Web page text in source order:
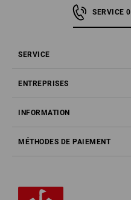
SERVICE
SERVICE
ENTREPRISES
INFORMATION
MÉTHODES DE PAIEMENT